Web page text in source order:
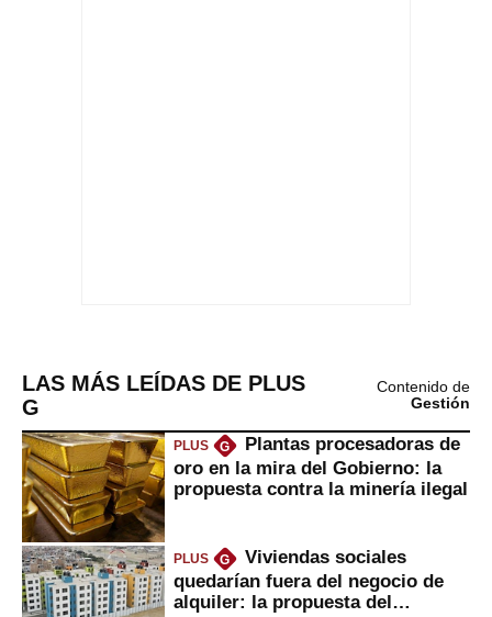
LAS MÁS LEÍDAS DE PLUS
G
Contenido de
Gestión
PLUS G
Plantas procesadoras de
oro en la mira del Gobierno: la
propuesta contra la minería ilegal
PLUS G
Viviendas sociales
quedarían fuera del negocio de
alquiler: la propuesta del